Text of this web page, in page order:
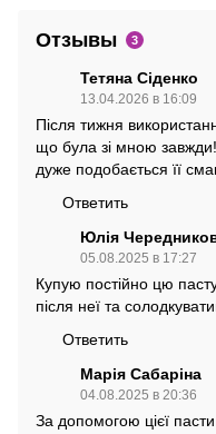
Отзывы 3
Тетяна Сіденко
13.04.2026 в 16:09
Після тижня
що була зі мною
дуже подобається її
Ответить
Юлія
05.08.2025 в 17:27
Купую постійно цю
після неї та
Ответить
Марія Сабаріна
04.08.2025 в 20:36
За допомогою цієї